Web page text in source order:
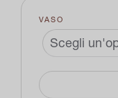
VASO
Nandina